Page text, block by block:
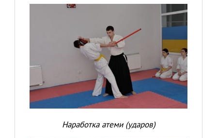
Наработка атеми (ударов)